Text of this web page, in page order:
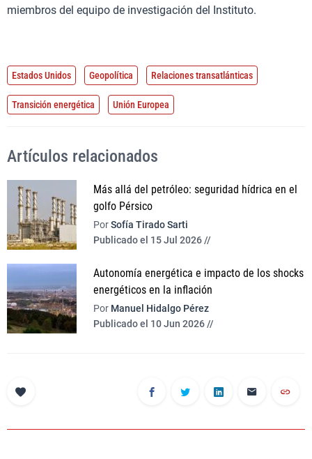
miembros del equipo de investigación del Instituto.
Estados Unidos Geopolítica Relaciones transatlánticas
Transición energética Unión Europea
Artículos relacionados
Más allá del petróleo: seguridad hídrica en el
golfo Pérsico
PorSofía Tirado Sarti
Publicado el 15 Jul 2026 //
Autonomía energética e impacto de los shocks
energéticos en la inflación
Por Manuel Hidalgo Pérez
Publicado el 10 Jun 2026 //